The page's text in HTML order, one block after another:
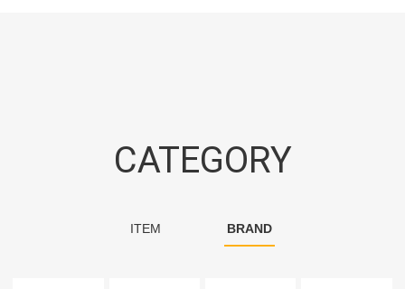
CATEGORY
ITEM BRAND